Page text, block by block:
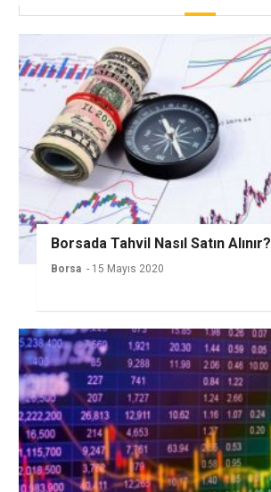
Borsada Tahvil Nasıl Satın Alınır?
Borsa - 15 Mayıs 2020